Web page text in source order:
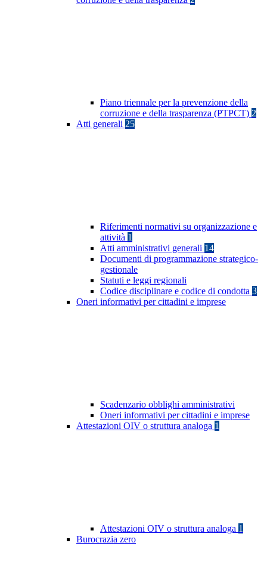
Piano triennale per la prevenzione della
corruzione e della trasparenza (PTPCT) 2
Atti generali 25
Riferimenti normativi su organizzazione e
attività 1
Atti amministrativi generali 14
Documenti di programmazione strategico-
gestionale
Statuti e leggi regionali
Codice disciplinare e codice di condotta 3
Oneri informativi per cittadini e imprese
Scadenzario obblighi amministrativi
Oneri informativi per cittadini e imprese
Attestazioni OIV o struttura analoga 1
Attestazioni OIV o struttura analoga 1
Burocrazia zero